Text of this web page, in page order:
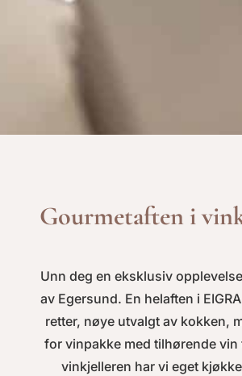
Gourmetaften i
Unn deg en eksklusiv
av Egersund. En helaften i
retter, nøye utvalgt av kokken,
for vinpakke med tilhørende vin
vinkjelleren har vi eget